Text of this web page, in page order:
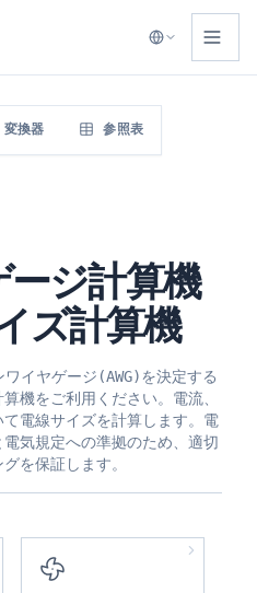
変換器 参照表
ジ計算機
ズ計算機
イヤゲージ(AWG)を決定する
機をご利用ください。電流、
電線サイズを計算します。電
気規定への準拠のため、適切
を保証します。